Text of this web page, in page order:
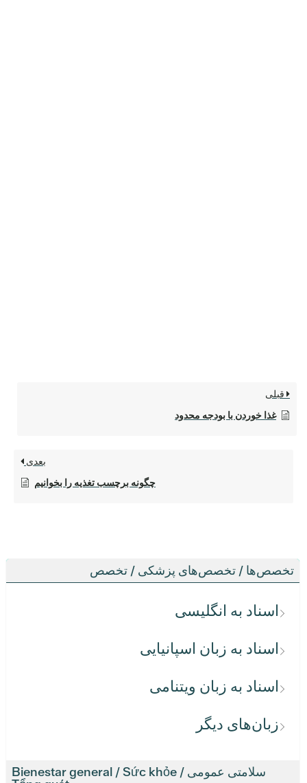
تخصص‌ها / تخصص‌های پزشکی / تخصص
اسناد به انگلیسی
اسناد به زبان اسپانیایی
اسناد به زبان ویتنامی
زبان‌های دیگر
سلامتی عمومی / Bienestar general / Sức khỏe
قبلی
غذا خوردن با بودجه محدود
بعدی
چگونه برچسب تغذیه را بخوانیم